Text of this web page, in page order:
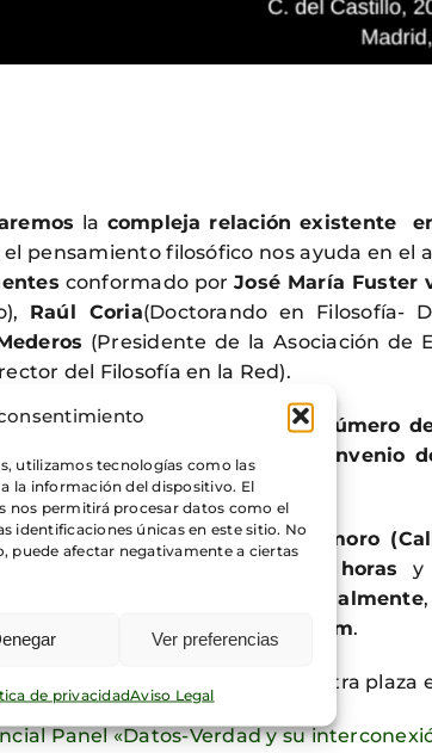
utilizamos tecnologías como las
la información del dispositivo. El
nos permitirá procesar datos como el
identificaciones únicas en este sitio. No
puede afectar negativamente a ciertas
Ver preferencias
de privacidadAviso Legal
la compleja relación existente
pensamiento filosófico nos ayuda en el
conformado porJosé María Fuster
Raúl Coria(Doctorando en Filosofía-
(Presidente de la Asociación de
del Filosofía en la Red).
parapresentar el nuevo número
en la Red , así como convenio
Fundación.
lasede de la Fundación Sicómoro
a partir de las 19:00 horas y
presencialmente
forma remota a través de zoom.
reservar vuestra plaza
Panel «Datos-Verdad y su